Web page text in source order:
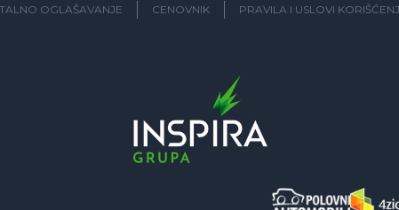
OGLAŠAVANJE CENOVNIK PRAVILA I USLOVI